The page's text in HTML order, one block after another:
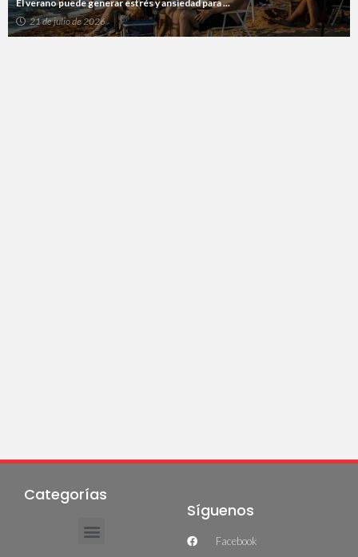
El verano puede generar estrés y ansiedad para ...
21 de julio de 2026
Categorías
Síguenos
Facebook